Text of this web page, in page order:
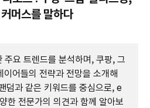
머스를 말하다
요 트렌드를 분석하며, 쿠팡, 그
이어들의 전략과 전망을 소개해
덤과 같은 키워드를 중심으로, e
한 전문가의 의견과 함께 알아보